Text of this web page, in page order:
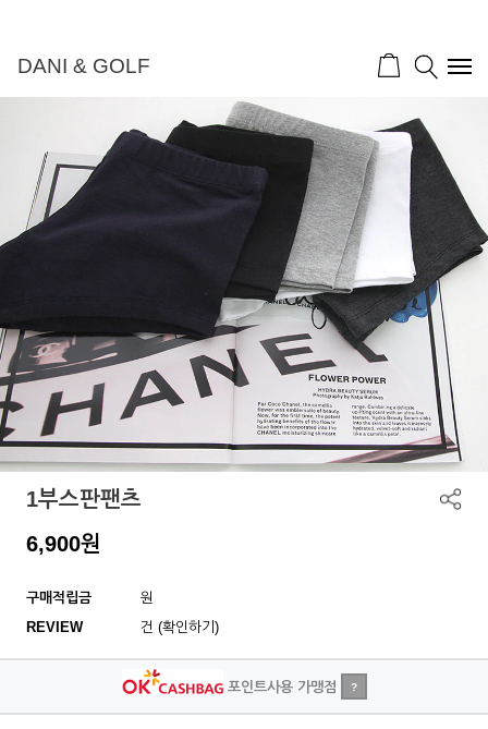
DANI & GOLF
1부스판팬츠
6,900원
구매적립금
원
REVIEW
건 (확인하기)
포인트사용 가맹점 ?